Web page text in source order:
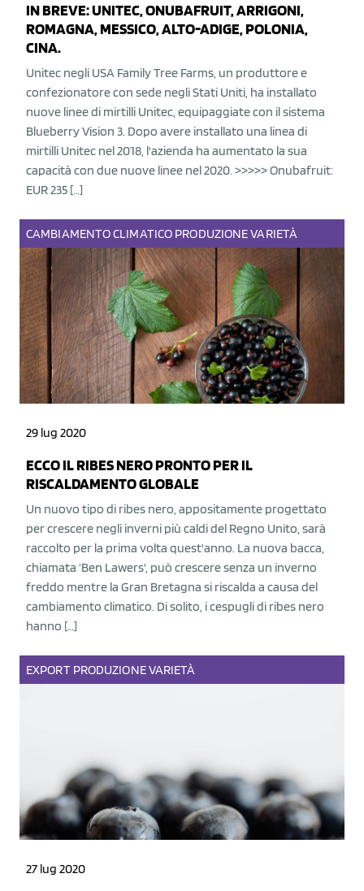
IN BREVE: UNITEC, ONUBAFRUIT, ARRIGONI,
ROMAGNA, MESSICO, ALTO-ADIGE, POLONIA,
CINA.
Unitec negli USA Family Tree Farms, un produttore e
confezionatore con sede negli Stati Uniti, ha installato
nuove linee di mirtilli Unitec, equipaggiate con il sistema
Blueberry Vision 3. Dopo avere installato una linea di
mirtilli Unitec nel 2018, l'azienda ha aumentato la sua
capacità con due nuove linee nel 2020. >>>>> Onubafruit:
EUR 235 […]
CAMBIAMENTO CLIMATICO PRODUZIONEVARIETÀ
29 lug 2020
ECCO IL RIBES NERO PRONTO PER IL
RISCALDAMENTO GLOBALE
Un nuovo tipo di ribes nero, appositamente progettato
per crescere negli inverni più caldi del Regno Unito, sarà
raccolto per la prima volta quest'anno. La nuova bacca,
chiamata ‘Ben Lawers', può crescere senza un inverno
freddo mentre la Gran Bretagna si riscalda a causa del
cambiamento climatico. Di solito, i cespugli di ribes nero
hanno […]
EXPORT PRODUZIONEVARIETÀ
27 lug 2020